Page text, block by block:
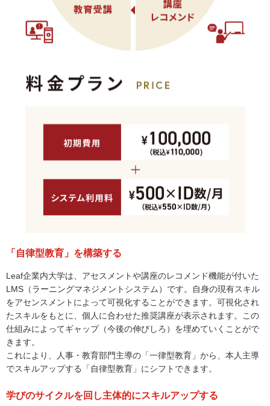
「自律型教育」を構築する
Leaf企業内大学は、アセスメントや講座のレコメンド機能が付いた
LMS（ラーニングマネジメントシステム）です。自身の現有スキル
をアセンスメントによって可視化することができます。可視化され
たスキルをもとに、個人に合わせた推奨講座が表示されます。この
仕組みによってギャップ（今後の伸びしろ）を埋めていくことがで
きます。
これにより、人事・教育部門主導の「一律型教育」から、本人主導
でスキルアップする「自律型教育」にシフトできます。
学びのサイクルを回し主体的にスキルアップする